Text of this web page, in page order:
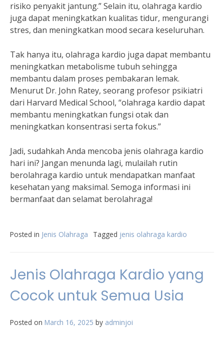
risiko penyakit jantung.” Selain itu, olahraga kardio
juga dapat meningkatkan kualitas tidur, mengurangi
stres, dan meningkatkan mood secara keseluruhan.
Tak hanya itu, olahraga kardio juga dapat membantu
meningkatkan metabolisme tubuh sehingga
membantu dalam proses pembakaran lemak.
Menurut Dr. John Ratey, seorang profesor psikiatri
dari Harvard Medical School, “olahraga kardio dapat
membantu meningkatkan fungsi otak dan
meningkatkan konsentrasi serta fokus.”
Jadi, sudahkah Anda mencoba jenis olahraga kardio
hari ini? Jangan menunda lagi, mulailah rutin
berolahraga kardio untuk mendapatkan manfaat
kesehatan yang maksimal. Semoga informasi ini
bermanfaat dan selamat berolahraga!
Posted in Jenis Olahraga Tagged jenis olahraga kardio
Jenis Olahraga Kardio yang
Cocok untuk Semua Usia
Posted on March 16, 2025 by adminjoi